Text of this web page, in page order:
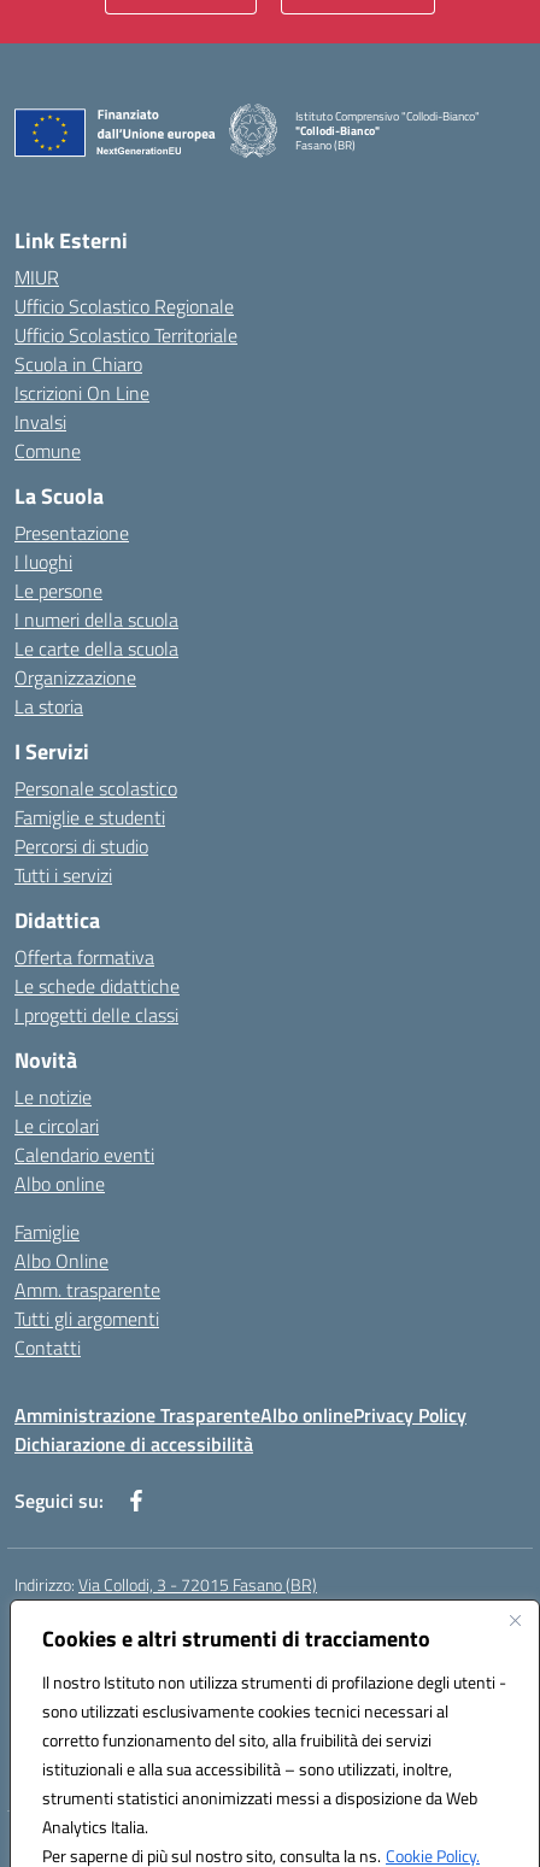
Cookies e altri strumenti di tracciamento
Il nostro Istituto non utilizza strumenti di profilazione degli utenti -
sono utilizzati esclusivamente cookies tecnici necessari al
corretto funzionamento del sito, alla fruibilità dei servizi
istituzionali e alla sua accessibilità – sono utilizzati, inoltre,
strumenti statistici anonimizzati messi a disposizione da Web
Analytics Italia.
Per saperne di più sul nostro sito, consulta la ns.Cookie Policy.
Istituto Comprensivo "Collodi-Bianco"
"Collodi-Bianco"
Fasano (BR)
Link Esterni
MIUR
Ufficio Scolastico Regionale
Ufficio Scolastico Territoriale
Scuola in Chiaro
Iscrizioni On Line
Invalsi
Comune
La Scuola
Presentazione
I luoghi
Le persone
I numeri della scuola
Le carte della scuola
Organizzazione
La storia
I Servizi
Personale scolastico
Famiglie e studenti
Percorsi di studio
Tutti i servizi
Didattica
Offerta formativa
Le schede didattiche
I progetti delle classi
Novità
Le notizie
Le circolari
Calendario eventi
Albo online
Famiglie
Albo Online
Amm. trasparente
Tutti gli argomenti
Contatti
Amministrazione TrasparenteAlbo onlinePrivacy Policy
Dichiarazione di accessibilità
Seguici su:
Indirizzo:Via Collodi, 3 - 72015 Fasano (BR)
Centralino:
Posta elettronica certificata (PEC):bric839004@pec.istruzione.it
Codice fiscale: 90059320748
Codice meccanografico:BRIC839004
Codice Indice delle Pubbliche Amministrazioni (IPA): istsc_bree02200r
Codice unico di fatturazione (CUF): MIL3BD
Hosting & Powered by 3D Solution S.r.l.